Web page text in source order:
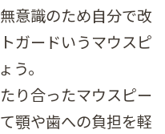
意識のため自分で改
ガードいうマウスピ
う。
り合ったマウスピー
顎や歯への負担を軽